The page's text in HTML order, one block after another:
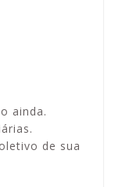
ainda.
de sua
mensagens
judiciais